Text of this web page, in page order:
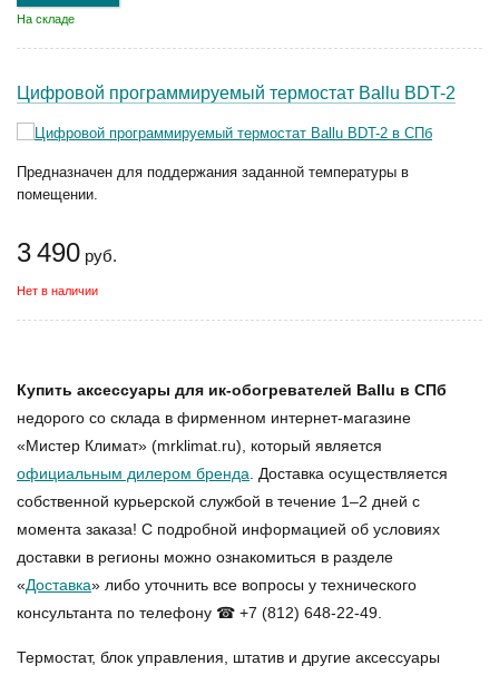
На складе
Цифровой программируемый термостат Ballu BDT-2
Предназначен для поддержания заданной температуры в
помещении.
3 490 руб.
Нет в наличии
Купить аксессуары для ик-обогревателей Ballu в СПб
недорого со склада в фирменном интернет-магазине
«Мистер Климат» (mrklimat.ru), который является
официальным дилером бренда . Доставка осуществляется
собственной курьерской службой в течение 1–2 дней с
момента заказа! С подробной информацией об условиях
доставки в регионы можно ознакомиться в разделе
«Доставка» либо уточнить все вопросы у технического
консультанта по телефону ☎ +7 (812) 648-22-49.
Термостат, блок управления, штатив и другие аксессуары